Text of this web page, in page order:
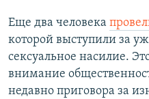
Еще два человека
которой выступили за
сексуальное насилие.
внимание
недавно приговора за